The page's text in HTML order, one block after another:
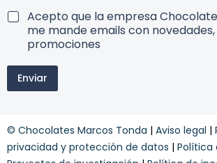
b
e
c
n
c
i
o
e
e
*
u
n
T
i
o
c
o
Acepto que la empresa
me mande emails con
promociones
Enviar
© Chocolates Marcos Tonda | Aviso legal |
privacidad y protección de datos | Política